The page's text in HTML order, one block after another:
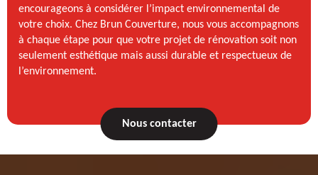
encourageons à considérer l’impact environnemental de
votre choix. Chez Brun Couverture, nous vous accompagnons
à chaque étape pour que votre projet de rénovation soit non
seulement esthétique mais aussi durable et respectueux de
l’environnement.
Nous contacter